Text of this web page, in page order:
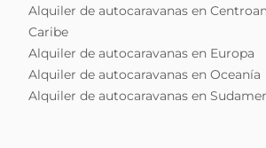
Alquiler de autocaravanas en
Caribe
Alquiler de autocaravanas en Europa
Alquiler de autocaravanas en Oceanía
Alquiler de autocaravanas en